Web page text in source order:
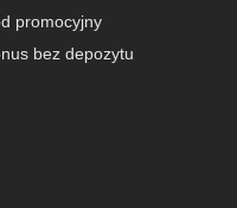
promocyjny
bez depozytu